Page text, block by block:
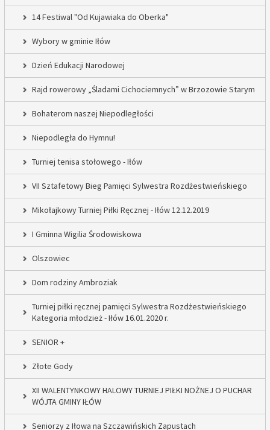
14 Festiwal "Od Kujawiaka do Oberka"
Wybory w gminie Iłów
Dzień Edukacji Narodowej
Rajd rowerowy „Śladami Cichociemnych” w Brzozowie Starym
Bohaterom naszej Niepodległości
Niepodległa do Hymnu!
Turniej tenisa stołowego - Iłów
VII Sztafetowy Bieg Pamięci Sylwestra Rozdżestwieńskiego
Mikołajkowy Turniej Piłki Ręcznej - Iłów 12.12.2019
I Gminna Wigilia Środowiskowa
Olszowiec
Dom rodziny Ambroziak
Turniej piłki ręcznej pamięci Sylwestra Rozdżestwieńskiego
Kategoria młodzież - Iłów 16.01.2020 r.
SENIOR +
Złote Gody
XII WALENTYNKOWY HALOWY TURNIEJ PIŁKI NOŻNEJ O PUCHAR
WÓJTA GMINY IŁÓW
Seniorzy z Iłowa na Szczawińskich Zapustach